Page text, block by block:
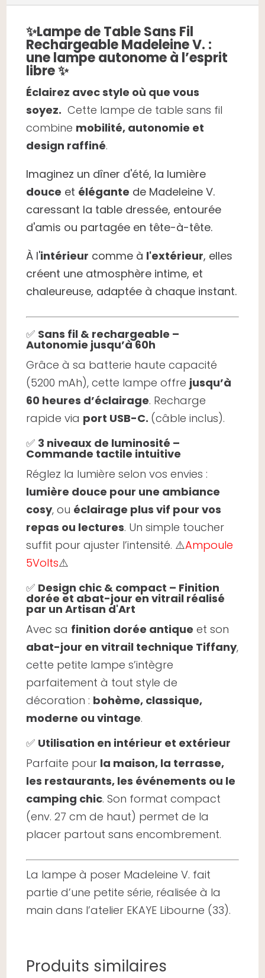
✨Lampe de Table Sans Fil
Rechargeable Madeleine V. :
une lampe autonome à l’esprit
libre ✨
Éclairez avec style où que vous
soyez. Cette lampe de table sans fil
combine mobilité, autonomie et
design raffiné.
Imaginez un dîner d'été, la lumière
douce et élégante de Madeleine V.
caressant la table dressée, entourée
d'amis ou partagée en tête-à-tête.
À l'intérieur comme à l'extérieur, elles
créent une atmosphère intime, et
chaleureuse, adaptée à chaque instant.
✅ Sans fil & rechargeable –
Autonomie jusqu’à 60h
Grâce à sa batterie haute capacité
(5200 mAh), cette lampe offre jusqu’à
60 heures d’éclairage. Recharge
rapide via port USB-C. (câble inclus).
✅ 3 niveaux de luminosité –
Commande tactile intuitive
Réglez la lumière selon vos envies :
lumière douce pour une ambiance
cosy, ou éclairage plus vif pour vos
repas ou lectures. Un simple toucher
suffit pour ajuster l’intensité. ⚠️Ampoule
5Volts⚠️
✅ Design chic & compact – Finition
dorée et abat-jour en vitrail réalisé
par un Artisan d'Art
Avec sa finition dorée antique et son
abat-jour en vitrail technique Tiffany,
cette petite lampe s’intègre
parfaitement à tout style de
décoration : bohème, classique,
moderne ou vintage.
✅ Utilisation en intérieur et extérieur
Parfaite pour la maison, la terrasse,
les restaurants, les événements ou le
camping chic. Son format compact
(env. 27 cm de haut) permet de la
placer partout sans encombrement.
La lampe à poser Madeleine V. fait
partie d’une petite série, réalisée à la
main dans l’atelier EKAYE Libourne (33).
Produits similaires